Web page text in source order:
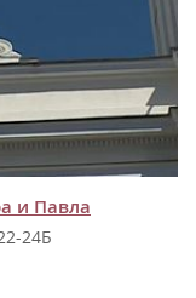
и Павла
24Б